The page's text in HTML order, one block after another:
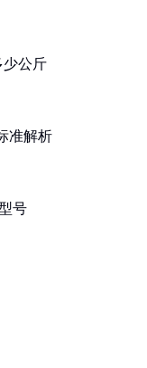
少公斤
准解析
号